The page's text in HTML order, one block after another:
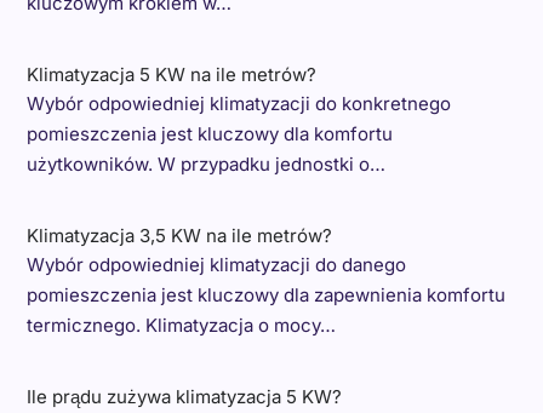
Klimatyzacja 5 KW na ile metrów?
Wybór odpowiedniej klimatyzacji do konkretnego
pomieszczenia jest kluczowy dla komfortu
użytkowników. W przypadku jednostki o…
Klimatyzacja 3,5 KW na ile metrów?
Wybór odpowiedniej klimatyzacji do danego
pomieszczenia jest kluczowy dla zapewnienia komfortu
termicznego. Klimatyzacja o mocy…
Ile prądu zużywa klimatyzacja 5 KW?